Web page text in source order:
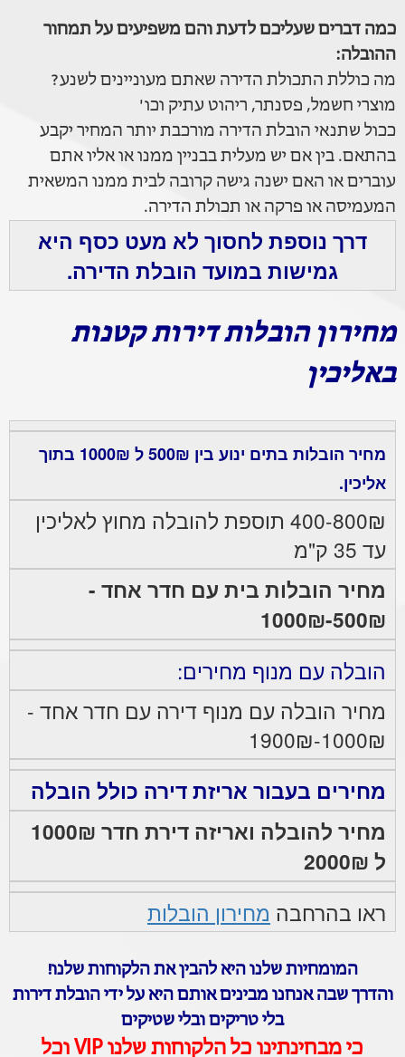
כמה דברים שעליכם לדעת והם משפיעים על תמחור
ההובלה:
מה כוללת התכולת הדירה שאתם מעוניינים לשנע?
מוצרי חשמל, פסנתר, ריהוט עתיק וכו'
ככול שתנאי הובלת הדירה מורכבת יותר המחיר יקבע
בהתאם. בין אם יש מעלית בבניין ממנו או אליו אתם
עוברים או האם ישנה גישה קרובה לבית ממנו המשאית
המעמיסה או פרקה או תכולת הדירה.
דרך נוספת לחסוך לא מעט כסף היא
גמישות במועד הובלת הדירה.
מחירון הובלות דירות קטנות
באליכין
מחיר הובלות בתים ינוע בין 500₪ ל 1000₪ בתוך
אליכין.
400-800₪ תוספת להובלה מחוץ לאליכין
עד 35 ק"מ
מחיר הובלות בית עם חדר אחד -
500₪-1000₪
הובלה עם מנוף מחירים:
מחיר הובלה עם מנוף דירה עם חדר אחד -
1000₪-1900₪
מחירים בעבור אריזת דירה כולל הובלה
מחיר להובלה ואריזה דירת חדר 1000₪
ל 2000₪
ראו בהרחבה מחירון הובלות
המומחיות שלנו היא להבין את הלקוחות שלנו!
והדרך שבה אנחנו מבינים אותם היא על ידי הובלת דירות
בלי טריקים ובלי שטיקים
כי מבחינתינו כל הלקוחות שלנו VIP וכל